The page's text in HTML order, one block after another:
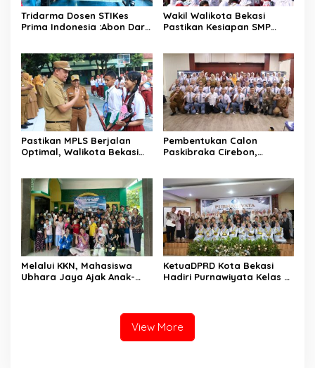
Tridarma Dosen STIKes
Prima Indonesia :Abon Dari
Balita Di Desa Mangunjaya
Bekasi
Wakil Walikota Bekasi
Pastikan Kesiapan SMP
Pastikan MPLS Berjalan
Optimal, Walikota Bekasi
Bekasi
Pembentukan Calon
Paskibraka Cirebon,
Pancasila
Melalui KKN, Mahasiswa
Ubhara Jaya Ajak Anak-
KetuaDPRD Kota Bekasi
Hadiri Purnawiyata Kelas VI
View More